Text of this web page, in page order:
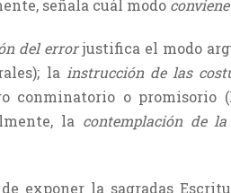
señala cuál modo conviene
del errorjustifica el modo
la instrucción de las
conminatorio o promisorio
la contemplación de
exponer la sagradas